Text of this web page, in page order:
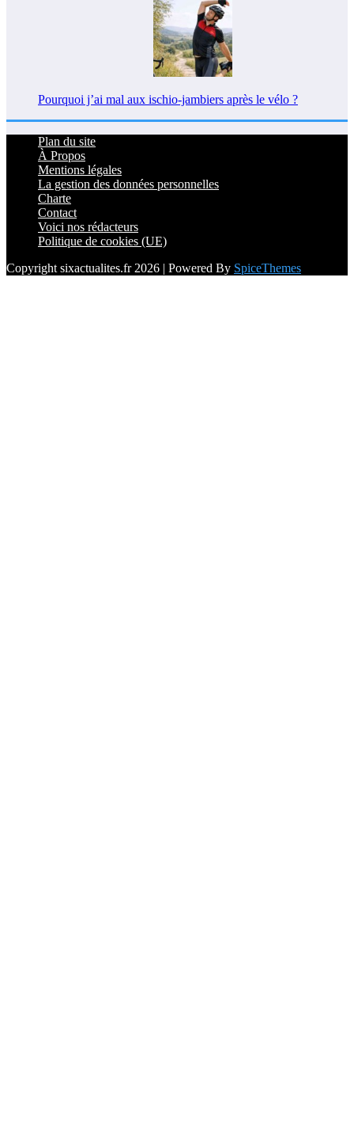
Pourquoi j’ai mal aux ischio-jambiers après le vélo ?
Plan du site
À Propos
Mentions légales
La gestion des données personnelles
Charte
Contact
Voici nos rédacteurs
Politique de cookies (UE)
Copyright sixactualites.fr 2026 | Powered By SpiceThemes